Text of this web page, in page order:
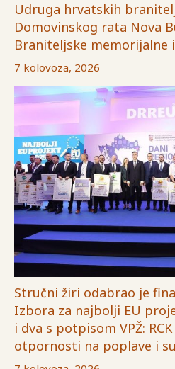
Udruga hrvatskih
Domovinskog rata Nova
Braniteljske memorijalne
7 kolovoza, 2026
Stručni žiri odabrao je
Izbora za najbolji EU
i dva s potpisom VPŽ:
otpornosti na poplave i